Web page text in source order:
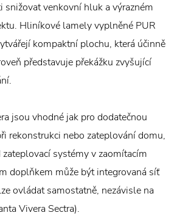
snižovat venkovní hluk a výrazném
Hliníkové lamely vyplněné PUR
kompaktní plochu, která účinně
představuje překážku zvyšující
jsou vhodné jak pro dodatečnou
rekonstrukci nebo zateplování domu,
systémy v zaomítacím
doplňkem může být integrovaná síť
ovládat samostatně, nezávisle na
Vivera Sectra).